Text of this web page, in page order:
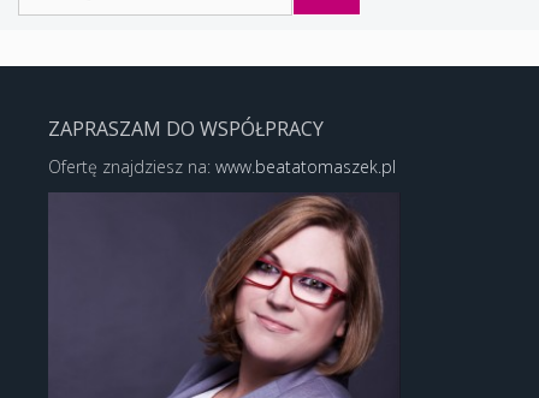
ZAPRASZAM DO WSPÓŁPRACY
Ofertę znajdziesz na: www.beatatomaszek.pl